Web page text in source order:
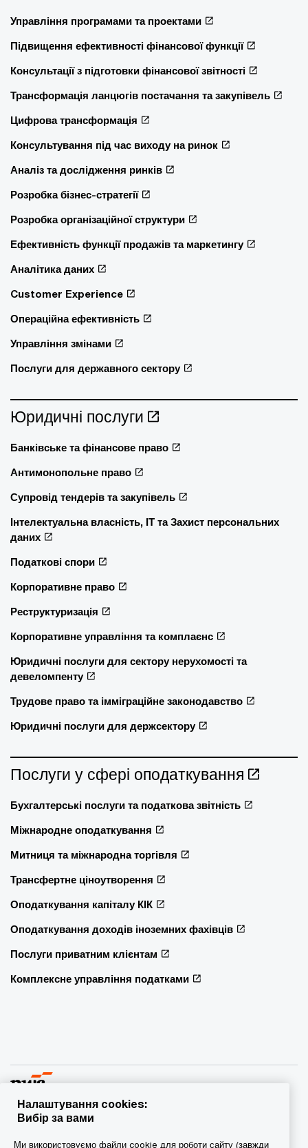
Управління програмами та проектами
Підвищення ефективності фінансової функції
Консультації з підготовки фінансової звітності
Трансформація ланцюгів постачання та закупівель
Цифрова трансформація
Консультування під час виходу на ринок
Аналіз та дослідження ринків
Розробка бізнес-стратегії
Розробка організаційної структури
Ефективність функції продажів та маркетингу
Аналітика даних
Customer Experience
Операційна ефективність
Управління змінами
Послуги для державного сектору
Юридичні послуги
Банківське та фінансове право
Антимонопольне право
Супровід тендерів та закупівель
Інтелектуальна власність, ІТ та Захист персональних
даних
Податкові спори
Корпоративне право
Реструктуризація
Корпоративне управління та комплаєнс
Юридичні послуги для сектору нерухомості та
девеломпенту
Трудове право та імміграційне законодавство
Юридичні послуги для держсектору
Послуги у сфері оподаткування
Бухгалтерські послуги та податкова звітність
Міжнародне оподаткування
Митниця та міжнародна торгівля
Трансфертне ціноутворення
Оподаткування капіталу КІК
Оподаткування доходів іноземних фахівців
Послуги приватним клієнтам
Комплексне управління податками
Налаштування cookies:
Вибір за вами
Ми використовуємо файли cookie для роботи сайту (завжди